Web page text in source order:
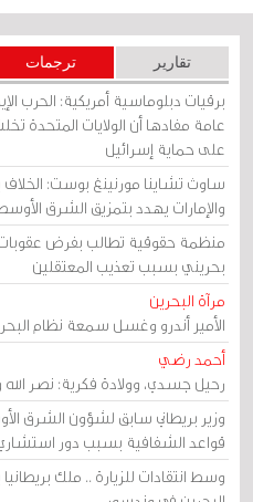
تقارير ترجمات
برقيات دبلوماسية أمريكية: الحرب
عامة مفادها أن الولايات المتحدة
على حماية إسرائيل
ساوث تشاينا مورنينغ بوست:
والإمارات يهدد بتمزيق الشرق
منظمة حقوقية تطالب بفرض عقوبات
بحريني بسبب تعذيب المعتقلين
مرآة البحرين
الأمير أندرو وغسل سمعة نظام
أحمد رضي
رحيل جسدي، وولادة فكرية: نصر الله
وزير بريطاني سابق لشؤون الشرق
قواعد الشفافية بسبب دور
وسط انتقادات للزيارة .. ملك